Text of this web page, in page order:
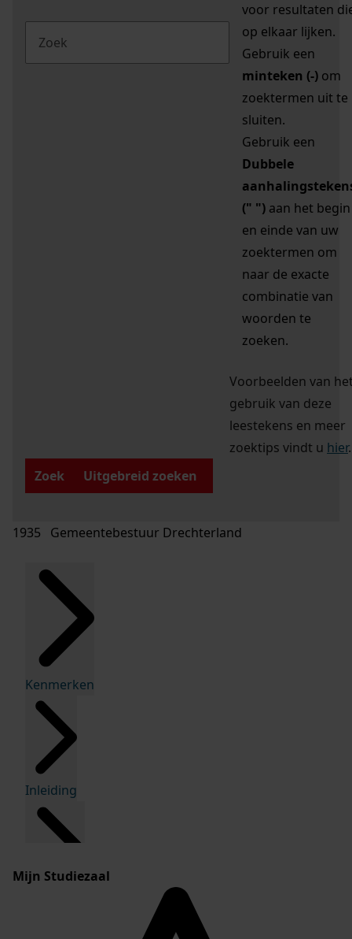
voor resultaten
op elkaar lijken.
Gebruik een
minteken (-) om
zoektermen uit te
sluiten.
Gebruik een
Dubbele
(" ") aan het begin
en einde van uw
zoektermen om
naar de exacte
combinatie van
woorden te
zoeken.
Voorbeelden van
gebruik van deze
leestekens en meer
zoektips vindt u hier.
Zoek
Uitgebreid zoeken
1935 Gemeentebestuur Drechterland
Kenmerken
Inleiding
Mijn Studiezaal